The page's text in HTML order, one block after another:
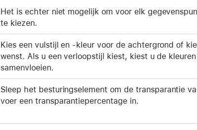
Het is echter niet mogelijk om voor elk
te kiezen.
Kies een vulstijl en -kleur voor de achtergrond of
wenst. Als u een verloopstijl kiest, kiest u de
samenvloeien.
Sleep het besturingselement om de transparantie
voer een transparantiepercentage in.